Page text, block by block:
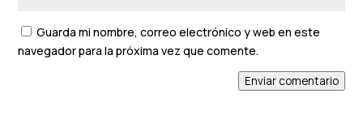
Guarda mi nombre, correo electrónico y web en este
navegador para la próxima vez que comente.
Enviar comentario